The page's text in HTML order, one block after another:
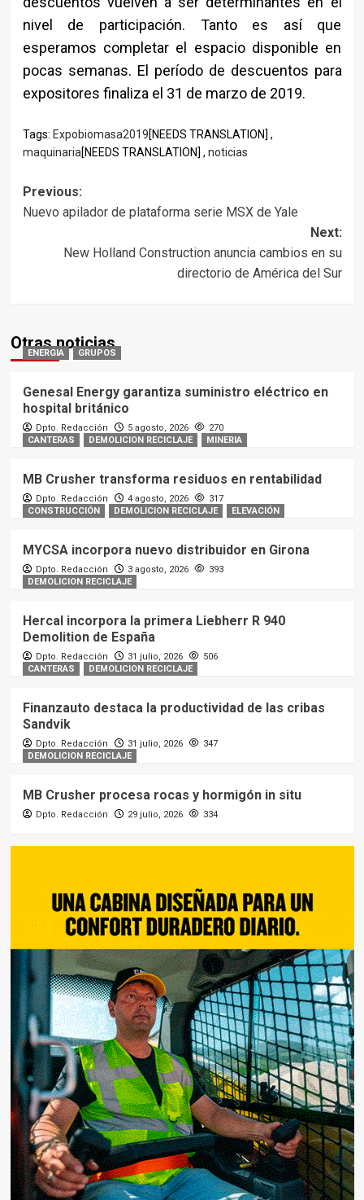
nivel de participación. Tanto es así que
esperamos completar el espacio disponible en
pocas semanas. El período de descuentos para
expositores finaliza el 31 de marzo de 2019.
Tags: Expobiomasa2019[NEEDS TRANSLATION] ,
maquinaria[NEEDS TRANSLATION] , noticias
Post
navigation
Previous:
Nuevo apilador de plataforma serie MSX de Yale
Next:
New Holland Construction anuncia cambios en su
directorio de América del Sur
Otras noticias
ENERGIA GRUPOS
Genesal Energy garantiza suministro eléctrico en
hospital británico
Dpto. Redacción 5 agosto, 2026
270
CANTERAS
DEMOLICION RECICLAJE MINERIA
MB Crusher transforma residuos en rentabilidad
Dpto. Redacción 4 agosto, 2026
317
CONSTRUCCIÓN
DEMOLICION RECICLAJE ELEVACIÓN
MYCSA incorpora nuevo distribuidor en Girona
Dpto. Redacción 3 agosto, 2026
393
DEMOLICION RECICLAJE
Hercal incorpora la primera Liebherr R 940
Demolition de España
Dpto. Redacción 31 julio, 2026
506
CANTERAS
DEMOLICION RECICLAJE
Finanzauto destaca la productividad de las cribas
Sandvik
Dpto. Redacción 31 julio, 2026
347
DEMOLICION RECICLAJE
MB Crusher procesa rocas y hormigón in situ
Dpto. Redacción 29 julio, 2026 334